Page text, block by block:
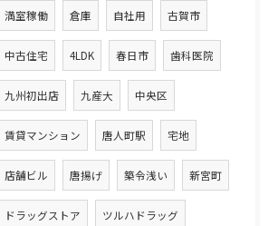
満室稼働 倉庫 自社用 古賀市
中古住宅 4LDK 春日市 歯科医院
九州初出店 九産大 中央区
賃貸マンション 唐人町駅 宅地
店舗ビル 唐揚げ 築令浅い 新宮町
ドラッグストア ツルハドラッグ